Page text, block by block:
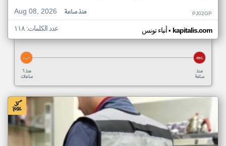
Aug 08, 2026
منذ ساعة PJ02GP
أنباء تونس• kapitalis.com عدد الكلمات: ١١٨
منذ ٦
ساعات
منذ
ساعة